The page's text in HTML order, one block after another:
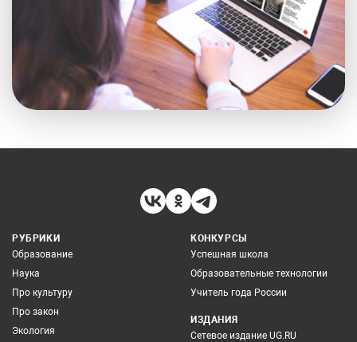
РУБРИКИ
Образование
Наука
Про культуру
Про закон
Экология
КОНКУРСЫ
Успешная школа
Образовательные технологии
Учитель года России
ИЗДАНИЯ
Сетевое издание UG.RU